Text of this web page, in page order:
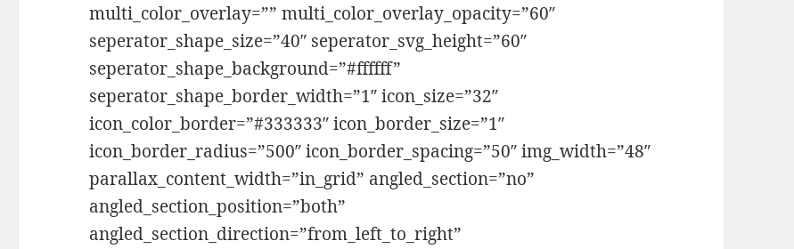
multi_color_overlay=”” multi_color_overlay_opacity=”60″
seperator_shape_size=”40″ seperator_svg_height=”60″
seperator_shape_background=”#ffffff”
seperator_shape_border_width=”1″ icon_size=”32″
icon_color_border=”#333333″ icon_border_size=”1″
icon_border_radius=”500″ icon_border_spacing=”50″ img_width=”48″
parallax_content_width=”in_grid” angled_section=”no”
angled_section_position=”both”
angled_section_direction=”from_left_to_right”